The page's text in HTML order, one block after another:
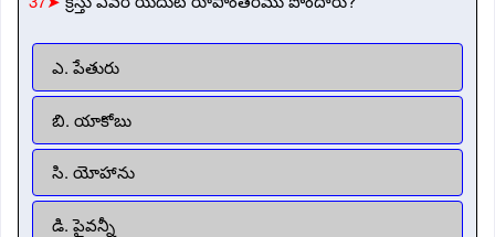
ఎ. పేతురు
బి. యాకోబు
సి. యోహాను
డి. పైవన్నీ